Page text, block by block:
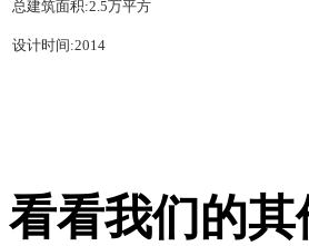
总建筑面积:2.5万平方
设计时间:2014
看看我们的其